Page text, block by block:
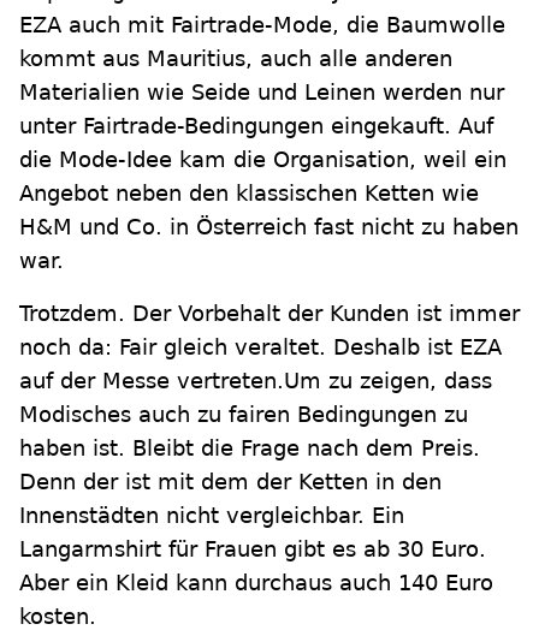
EZA auch mit Fairtrade-Mode, die Baumwolle
kommt aus Mauritius, auch alle anderen
Materialien wie Seide und Leinen werden nur
unter Fairtrade-Bedingungen eingekauft. Auf
die Mode-Idee kam die Organisation, weil ein
Angebot neben den klassischen Ketten wie
H&M und Co. in Österreich fast nicht zu haben
war.
Trotzdem. Der Vorbehalt der Kunden ist immer
noch da: Fair gleich veraltet. Deshalb ist EZA
auf der Messe vertreten.Um zu zeigen, dass
Modisches auch zu fairen Bedingungen zu
haben ist. Bleibt die Frage nach dem Preis.
Denn der ist mit dem der Ketten in den
Innenstädten nicht vergleichbar. Ein
Langarmshirt für Frauen gibt es ab 30 Euro.
Aber ein Kleid kann durchaus auch 140 Euro
kosten.